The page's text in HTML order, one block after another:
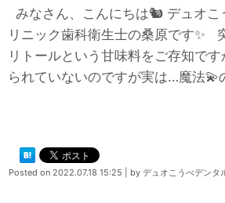
みなさん、こんにちは🐿 デュオこ
リニック歯科衛生士の桑原です✨
リトールという甘味料をご存知で
られていないのですが実は…魔法💫
Posted on 2022.07.18 15:25 by デュオこうべデンタ